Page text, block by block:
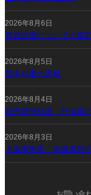
2026年8月6日
教員評価についての疑問
2026年8月5日
荒木村重の謀反
2026年8月4日
読売新聞社説「外国籍の
2026年8月3日
大阪市教委「保護者対